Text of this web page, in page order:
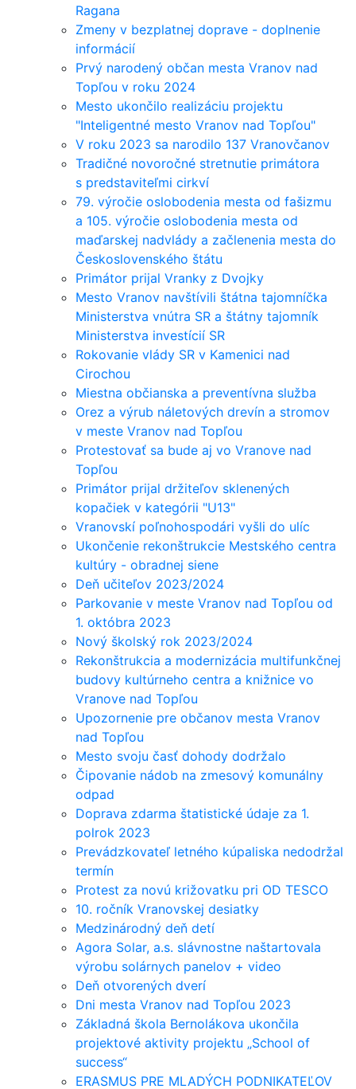
Ragana
Zmeny v bezplatnej doprave - doplnenie
informácií
Prvý narodený občan mesta Vranov nad
Topľou v roku 2024
Mesto ukončilo realizáciu projektu
"Inteligentné mesto Vranov nad Topľou"
V roku 2023 sa narodilo 137 Vranovčanov
Tradičné novoročné stretnutie primátora
s predstaviteľmi cirkví
79. výročie oslobodenia mesta od fašizmu
a 105. výročie oslobodenia mesta od
maďarskej nadvlády a začlenenia mesta do
Československého štátu
Primátor prijal Vranky z Dvojky
Mesto Vranov navštívili štátna tajomníčka
Ministerstva vnútra SR a štátny tajomník
Ministerstva investícií SR
Rokovanie vlády SR v Kamenici nad
Cirochou
Miestna občianska a preventívna služba
Orez a výrub náletových drevín a stromov
v meste Vranov nad Topľou
Protestovať sa bude aj vo Vranove nad
Topľou
Primátor prijal držiteľov sklenených
kopačiek v kategórii "U13"
Vranovskí poľnohospodári vyšli do ulíc
Ukončenie rekonštrukcie Mestského centra
kultúry - obradnej siene
Deň učiteľov 2023/2024
Parkovanie v meste Vranov nad Topľou od
1. októbra 2023
Nový školský rok 2023/2024
Rekonštrukcia a modernizácia multifunkčnej
budovy kultúrneho centra a knižnice vo
Vranove nad Topľou
Upozornenie pre občanov mesta Vranov
nad Topľou
Mesto svoju časť dohody dodržalo
Čipovanie nádob na zmesový komunálny
odpad
Doprava zdarma štatistické údaje za 1.
polrok 2023
Prevádzkovateľ letného kúpaliska nedodržal
termín
Protest za novú križovatku pri OD TESCO
10. ročník Vranovskej desiatky
Medzinárodný deň detí
Agora Solar, a.s. slávnostne naštartovala
výrobu solárnych panelov + video
Deň otvorených dverí
Dni mesta Vranov nad Topľou 2023
Základná škola Bernolákova ukončila
projektové aktivity projektu „School of
success“
ERASMUS PRE MLADÝCH PODNIKATEĽOV